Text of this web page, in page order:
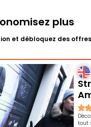
plus
et débloquez des
tout